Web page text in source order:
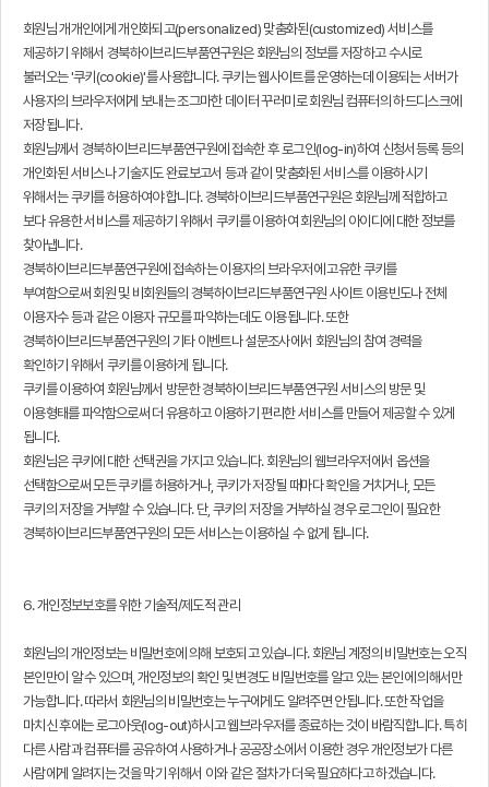
회원님 개개인에게 개인화되고(personalized) 맞춤화된(customized) 서비스를
제공하기 위해서 경북하이브리드부품연구원은 회원님의 정보를 저장하고 수시로
불러오는 '쿠키(cookie)'를 사용합니다. 쿠키는 웹사이트를 운영하는데 이용되는 서버가
사용자의 브라우저에게 보내는 조그마한 데이터 꾸러미로 회원님 컴퓨터의 하드디스크에
저장됩니다.
회원님께서 경북하이브리드부품연구원에 접속한 후 로그인(log-in)하여 신청서등록 등의
개인화된 서비스나 기술지도 완료보고서 등과 같이 맞춤화된 서비스를 이용하시기
위해서는 쿠키를 허용하여야 합니다. 경북하이브리드부품연구원은 회원님께 적합하고
보다 유용한 서비스를 제공하기 위해서 쿠키를 이용하여 회원님의 아이디에 대한 정보를
찾아냅니다.
경북하이브리드부품연구원에 접속하는 이용자의 브라우저에 고유한 쿠키를
부여함으로써 회원 및 비회원들의 경북하이브리드부품연구원 사이트 이용빈도나 전체
이용자수 등과 같은 이용자 규모를 파악하는데도 이용됩니다. 또한
경북하이브리드부품연구원의 기타 이벤트나 설문조사에서 회원님의 참여 경력을
확인하기 위해서 쿠키를 이용하게 됩니다.
쿠키를 이용하여 회원님께서 방문한 경북하이브리드부품연구원 서비스의 방문 및
이용형태를 파악함으로써 더 유용하고 이용하기 편리한 서비스를 만들어 제공할 수 있게
됩니다.
회원님은 쿠키에 대한 선택권을 가지고 있습니다. 회원님의 웹브라우저에서 옵션을
선택함으로써 모든 쿠키를 허용하거나, 쿠키가 저장될 때마다 확인을 거치거나, 모든
쿠키의 저장을 거부할 수 있습니다. 단, 쿠키의 저장을 거부하실 경우 로그인이 필요한
경북하이브리드부품연구원의 모든 서비스는 이용하실 수 없게 됩니다.
6. 개인정보보호를 위한 기술적/제도적 관리
회원님의 개인정보는 비밀번호에 의해 보호되고 있습니다. 회원님 계정의 비밀번호는 오직
본인만이 알 수 있으며, 개인정보의 확인 및 변경도 비밀번호를 알고 있는 본인에 의해서만
가능합니다. 따라서 회원님의 비밀번호는 누구에게도 알려주면 안됩니다. 또한 작업을
마치신 후에는 로그아웃(log-out)하시고 웹브라우저를 종료하는 것이 바람직합니다. 특히
다른 사람과 컴퓨터를 공유하여 사용하거나 공공장소에서 이용한 경우 개인정보가 다른
사람에게 알려지는 것을 막기 위해서 이와 같은 절차가 더욱 필요하다고 하겠습니다.